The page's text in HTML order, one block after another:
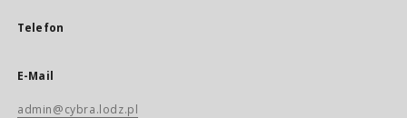
Telefon
E-Mail
admin@cybra.lodz.pl